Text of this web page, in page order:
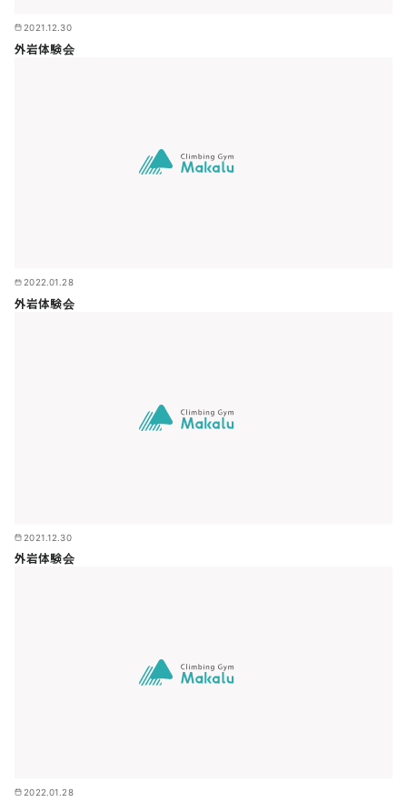
2021.12.30
外岩体験会
2022.01.28
外岩体験会
2021.12.30
外岩体験会
2022.01.28